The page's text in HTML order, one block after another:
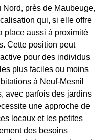
près de Maubeuge,
qui, si elle offre
place aussi à proximité
Cette position peut
pour des individus
plus faciles ou moins
à Neuf-Mesnil
avec parfois des jardins
une approche de
locaux et les petites
des besoins